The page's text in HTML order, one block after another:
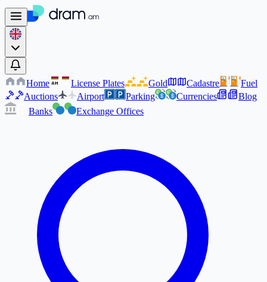
Home AM License Plates Gold Cadastre
Fuel
Auctions
Airport Parking Currencies
Blog
Banks
Exchange Offices